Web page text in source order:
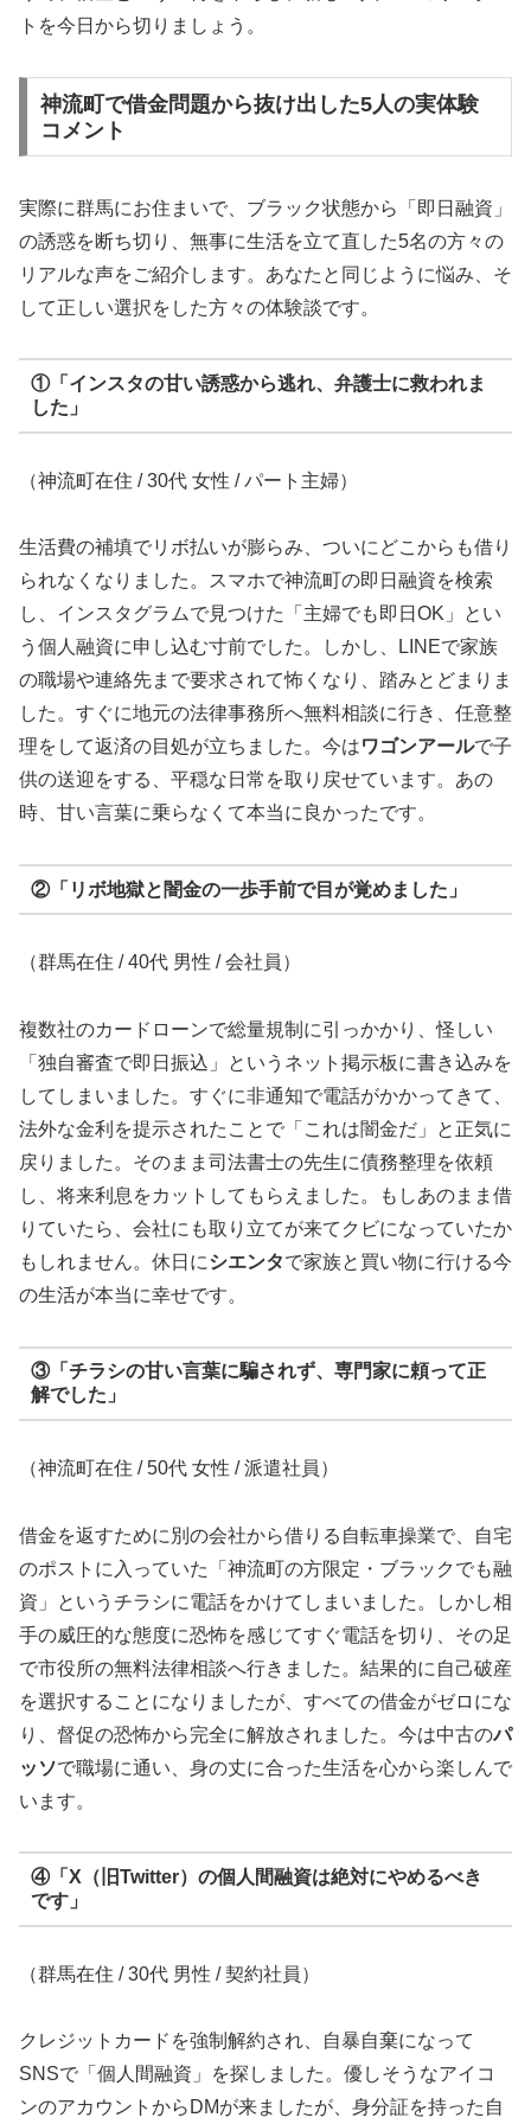
トを今日から切りましょう。
神流町で借金問題から抜け出した5人の実体験
コメント
実際に群馬にお住まいで、ブラック状態から「即日融資」
の誘惑を断ち切り、無事に生活を立て直した5名の方々の
リアルな声をご紹介します。あなたと同じように悩み、そ
して正しい選択をした方々の体験談です。
①「インスタの甘い誘惑から逃れ、弁護士に救われま
した」
（神流町在住 / 30代 女性 / パート主婦）
生活費の補填でリボ払いが膨らみ、ついにどこからも借り
られなくなりました。スマホで神流町の即日融資を検索
し、インスタグラムで見つけた「主婦でも即日OK」とい
う個人融資に申し込む寸前でした。しかし、LINEで家族
の職場や連絡先まで要求されて怖くなり、踏みとどまりま
した。すぐに地元の法律事務所へ無料相談に行き、任意整
理をして返済の目処が立ちました。今はワゴンアールで子
供の送迎をする、平穏な日常を取り戻せています。あの
時、甘い言葉に乗らなくて本当に良かったです。
②「リボ地獄と闇金の一歩手前で目が覚めました」
（群馬在住 / 40代 男性 / 会社員）
複数社のカードローンで総量規制に引っかかり、怪しい
「独自審査で即日振込」というネット掲示板に書き込みを
してしまいました。すぐに非通知で電話がかかってきて、
法外な金利を提示されたことで「これは闇金だ」と正気に
戻りました。そのまま司法書士の先生に債務整理を依頼
し、将来利息をカットしてもらえました。もしあのまま借
りていたら、会社にも取り立てが来てクビになっていたか
もしれません。休日にシエンタで家族と買い物に行ける今
の生活が本当に幸せです。
③「チラシの甘い言葉に騙されず、専門家に頼って正
解でした」
（神流町在住 / 50代 女性 / 派遣社員）
借金を返すために別の会社から借りる自転車操業で、自宅
のポストに入っていた「神流町の方限定・ブラックでも融
資」というチラシに電話をかけてしまいました。しかし相
手の威圧的な態度に恐怖を感じてすぐ電話を切り、その足
で市役所の無料法律相談へ行きました。結果的に自己破産
を選択することになりましたが、すべての借金がゼロにな
り、督促の恐怖から完全に解放されました。今は中古のパ
ッソで職場に通い、身の丈に合った生活を心から楽しんで
います。
④「X（旧Twitter）の個人間融資は絶対にやめるべき
です」
（群馬在住 / 30代 男性 / 契約社員）
クレジットカードを強制解約され、自暴自棄になって
SNSで「個人間融資」を探しました。優しそうなアイコ
ンのアカウントからDMが来ましたが、身分証を持った自